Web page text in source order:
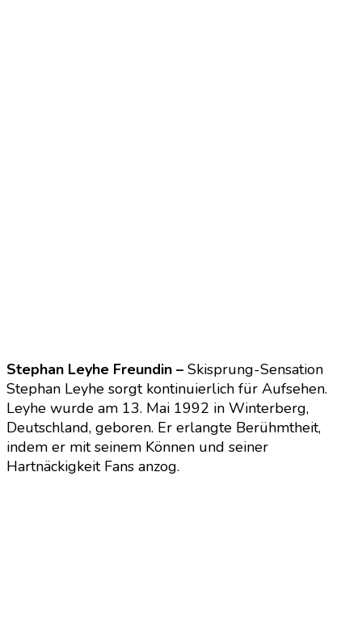
Stephan Leyhe Freundin – Skisprung-Sensation
Stephan Leyhe sorgt kontinuierlich für Aufsehen.
Leyhe wurde am 13. Mai 1992 in Winterberg,
Deutschland, geboren. Er erlangte Berühmtheit,
indem er mit seinem Können und seiner
Hartnäckigkeit Fans anzog.